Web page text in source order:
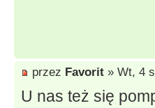
przez Favorit » Wt, 4
U nas też się